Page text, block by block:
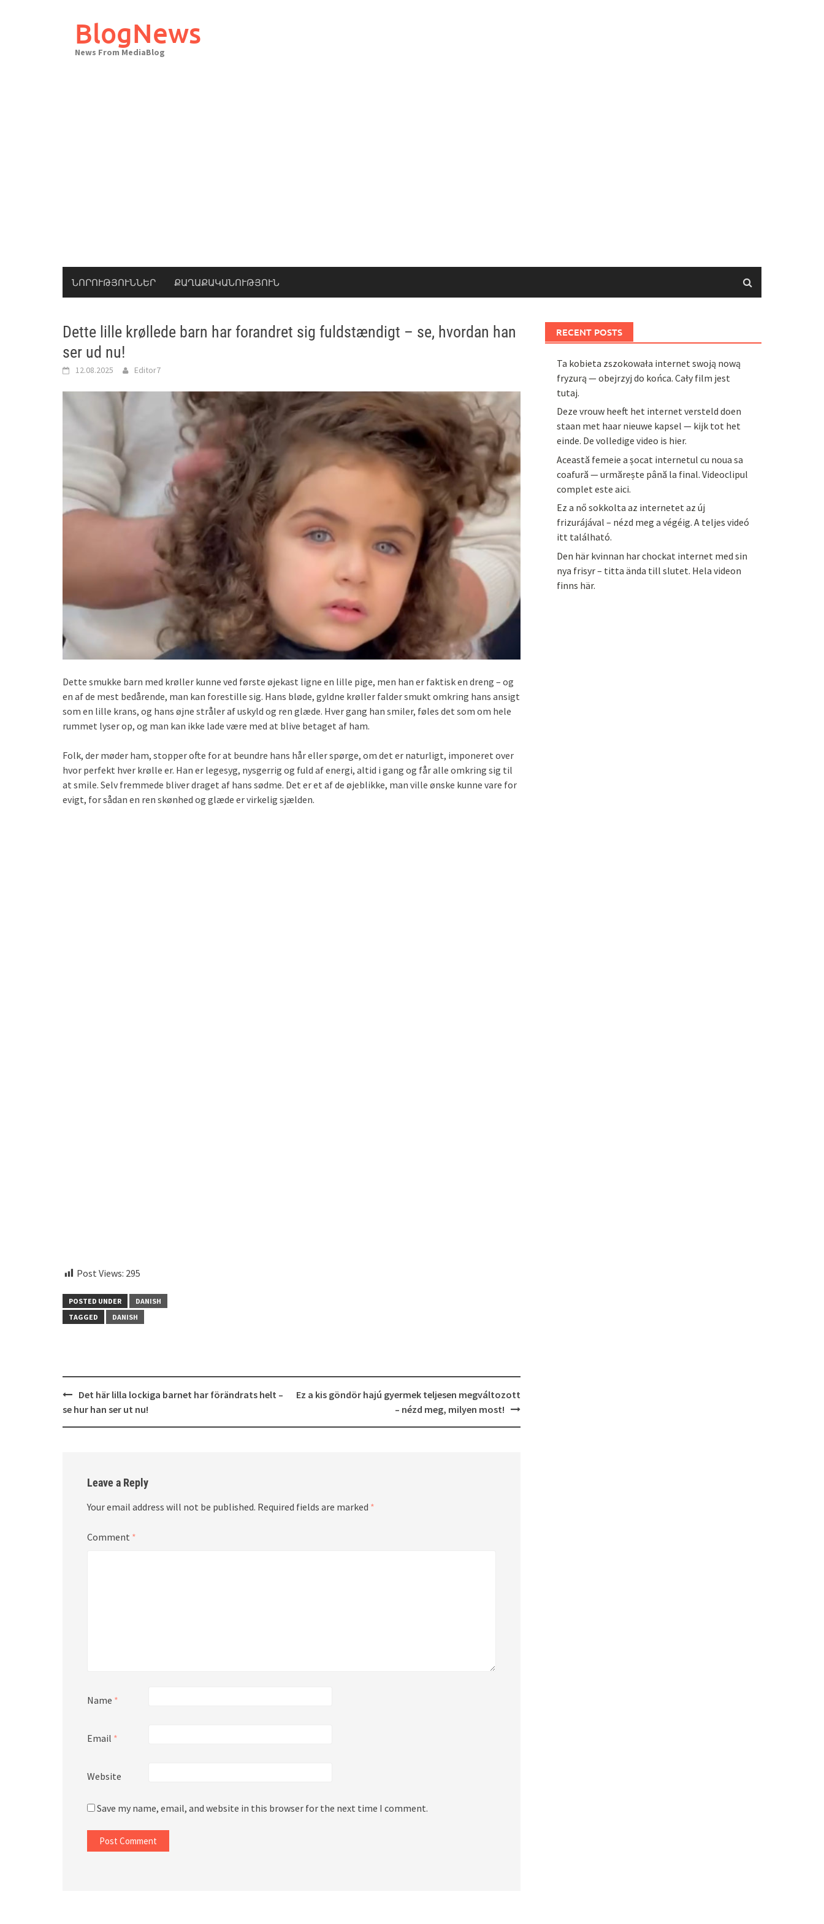
BlogNews
News From MediaBlog
ՆՈՐՈՒԹՅՈՒՆՆԵՐ ՔԱՂԱՔԱԿԱՆՈՒԹՅՈՒՆ
Dette lille krøllede barn har forandret sig fuldstændigt – se, hvordan han
ser ud nu!
12.08.2025 Editor7
Dette smukke barn med krøller kunne ved første øjekast ligne en lille pige, men han er faktisk en dreng – og
en af de mest bedårende, man kan forestille sig. Hans bløde, gyldne krøller falder smukt omkring hans ansigt
som en lille krans, og hans øjne stråler af uskyld og ren glæde. Hver gang han smiler, føles det som om hele
rummet lyser op, og man kan ikke lade være med at blive betaget af ham.
Folk, der møder ham, stopper ofte for at beundre hans hår eller spørge, om det er naturligt, imponeret over
hvor perfekt hver krølle er. Han er legesyg, nysgerrig og fuld af energi, altid i gang og får alle omkring sig til
at smile. Selv fremmede bliver draget af hans sødme. Det er et af de øjeblikke, man ville ønske kunne vare for
evigt, for sådan en ren skønhed og glæde er virkelig sjælden.
Post Views: 295
POSTED UNDER
DANISH
TAGGED
DANISH
Post
navigation
Det här lilla lockiga barnet har förändrats helt –
se hur han ser ut nu!
Ez a kis göndör hajú gyermek teljesen megváltozott
– nézd meg, milyen most!
Leave a Reply
Your email address will not be published. Required fields are marked *
Comment *
Name *
Email *
Website
Save my name, email, and website in this browser for the next time I comment.
RECENT POSTS
Ta kobieta zszokowała internet swoją nową
fryzurą — obejrzyj do końca. Cały film jest
tutaj.
Deze vrouw heeft het internet versteld doen
staan met haar nieuwe kapsel — kijk tot het
einde. De volledige video is hier.
Această femeie a șocat internetul cu noua sa
coafură — urmărește până la final. Videoclipul
complet este aici.
Ez a nő sokkolta az internetet az új
frizurájával – nézd meg a végéig. A teljes videó
itt található.
Den här kvinnan har chockat internet med sin
nya frisyr – titta ända till slutet. Hela videon
finns här.